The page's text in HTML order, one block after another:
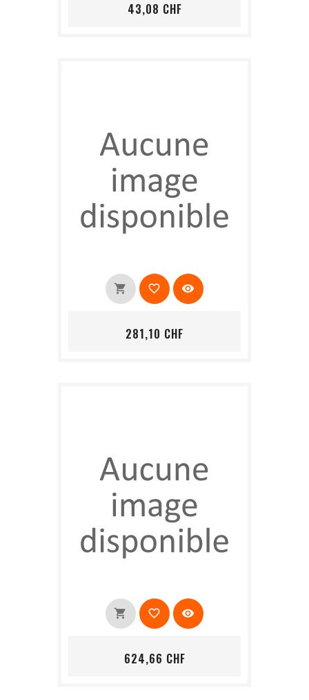
43,08 CHFPrix
shopping_cart favorite_border visibility
281,10 CHF
shopping_cart favorite_border visibility
624,66 CHFPrix